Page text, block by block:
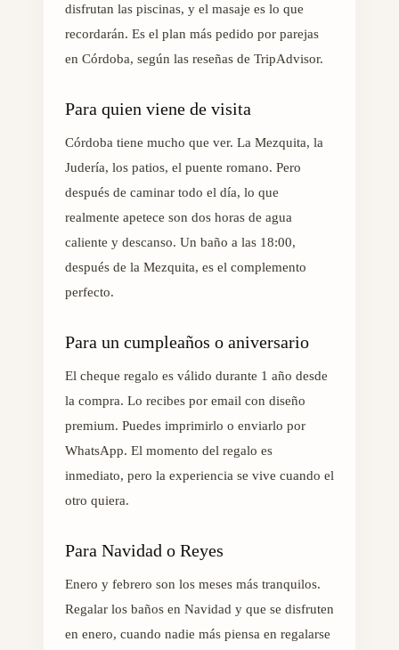
disfrutan las piscinas, y el masaje es lo que
recordarán. Es el plan más pedido por parejas
en Córdoba, según las reseñas de TripAdvisor.
Para quien viene de visita
Córdoba tiene mucho que ver. La Mezquita, la
Judería, los patios, el puente romano. Pero
después de caminar todo el día, lo que
realmente apetece son dos horas de agua
caliente y descanso. Un baño a las 18:00,
después de la Mezquita, es el complemento
perfecto.
Para un cumpleaños o aniversario
El cheque regalo es válido durante 1 año desde
la compra. Lo recibes por email con diseño
premium. Puedes imprimirlo o enviarlo por
WhatsApp. El momento del regalo es
inmediato, pero la experiencia se vive cuando el
otro quiera.
Para Navidad o Reyes
Enero y febrero son los meses más tranquilos.
Regalar los baños en Navidad y que se disfruten
en enero, cuando nadie más piensa en regalarse